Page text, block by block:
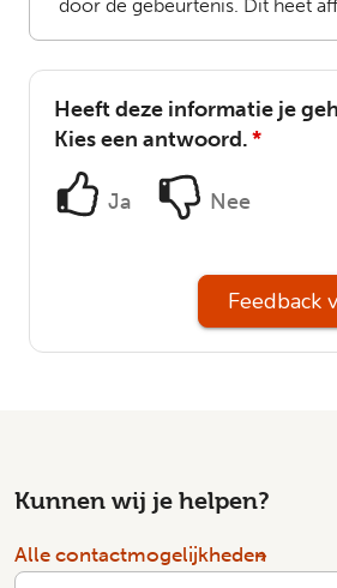
door de gebeurtenis. Dit heet
Heeft deze informatie je
Kies een antwoord.*
Ja Nee
Feedback
Kunnen wij je helpen?
Alle contactmogelijkheden